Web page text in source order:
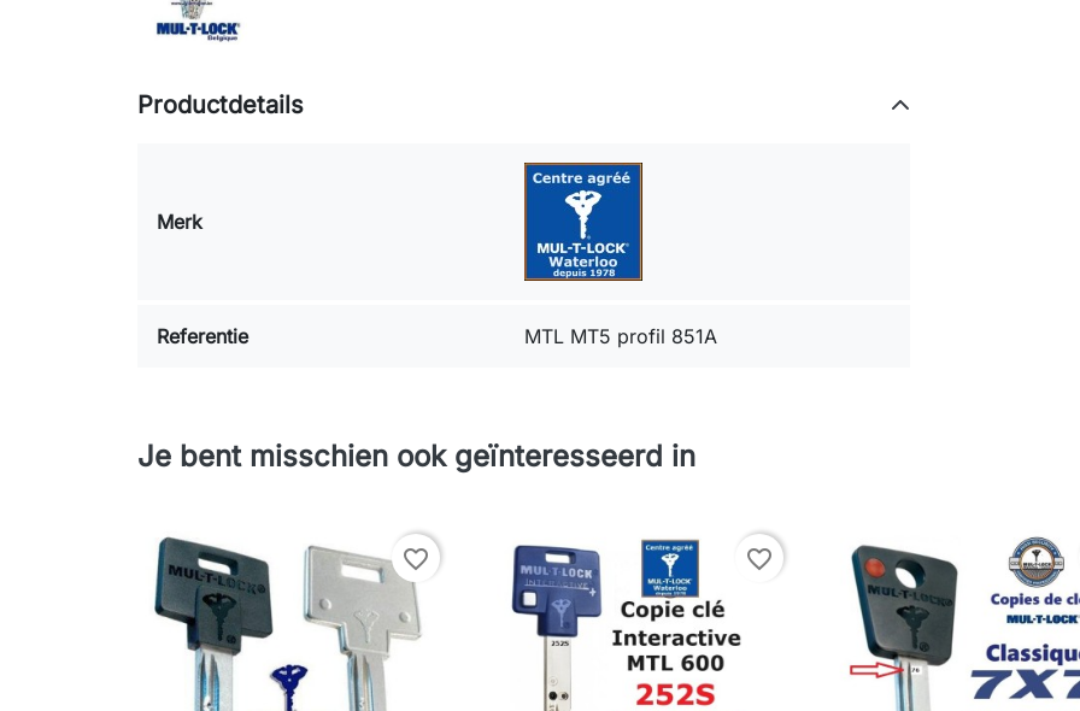
Productdetails
Merk
Referentie MTL MT5 profil 851A
Je bent misschien ook geïnteresseerd in
favorite_border favorite_border